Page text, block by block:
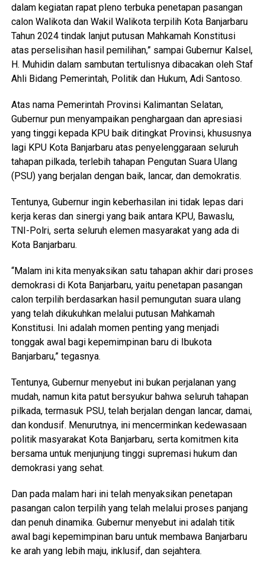
dalam kegiatan rapat pleno terbuka penetapan pasangan
calon Walikota dan Wakil Walikota terpilih Kota Banjarbaru
Tahun 2024 tindak lanjut putusan Mahkamah Konstitusi
atas perselisihan hasil pemilihan,” sampai Gubernur Kalsel,
H. Muhidin dalam sambutan tertulisnya dibacakan oleh Staf
Ahli Bidang Pemerintah, Politik dan Hukum, Adi Santoso.
Atas nama Pemerintah Provinsi Kalimantan Selatan,
Gubernur pun menyampaikan penghargaan dan apresiasi
yang tinggi kepada KPU baik ditingkat Provinsi, khususnya
lagi KPU Kota Banjarbaru atas penyelenggaraan seluruh
tahapan pilkada, terlebih tahapan Pengutan Suara Ulang
(PSU) yang berjalan dengan baik, lancar, dan demokratis.
Tentunya, Gubernur ingin keberhasilan ini tidak lepas dari
kerja keras dan sinergi yang baik antara KPU, Bawaslu,
TNI-Polri, serta seluruh elemen masyarakat yang ada di
Kota Banjarbaru.
“Malam ini kita menyaksikan satu tahapan akhir dari proses
demokrasi di Kota Banjarbaru, yaitu penetapan pasangan
calon terpilih berdasarkan hasil pemungutan suara ulang
yang telah dikukuhkan melalui putusan Mahkamah
Konstitusi. Ini adalah momen penting yang menjadi
tonggak awal bagi kepemimpinan baru di Ibukota
Banjarbaru,” tegasnya.
Tentunya, Gubernur menyebut ini bukan perjalanan yang
mudah, namun kita patut bersyukur bahwa seluruh tahapan
pilkada, termasuk PSU, telah berjalan dengan lancar, damai,
dan kondusif. Menurutnya, ini mencerminkan kedewasaan
politik masyarakat Kota Banjarbaru, serta komitmen kita
bersama untuk menjunjung tinggi supremasi hukum dan
demokrasi yang sehat.
Dan pada malam hari ini telah menyaksikan penetapan
pasangan calon terpilih yang telah melalui proses panjang
dan penuh dinamika. Gubernur menyebut ini adalah titik
awal bagi kepemimpinan baru untuk membawa Banjarbaru
ke arah yang lebih maju, inklusif, dan sejahtera.